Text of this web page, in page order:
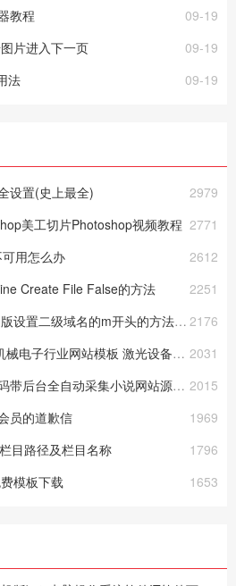
09-19
教程
09-19
片进入下一页
09-19
法
2979
设置(史上最全)
2771
美工切片Photoshop视频教程
2612
用怎么办
2251
Create File False的方法
2176
级域名的m开头的方法（完整实战篇
2031
网站模板 激光设备网站pbootcms源码下载
2015
采集小说网站源码（带手机带app带采集规则）
1969
员的道歉信
1796
目路径及栏目名称
1653
模板下载